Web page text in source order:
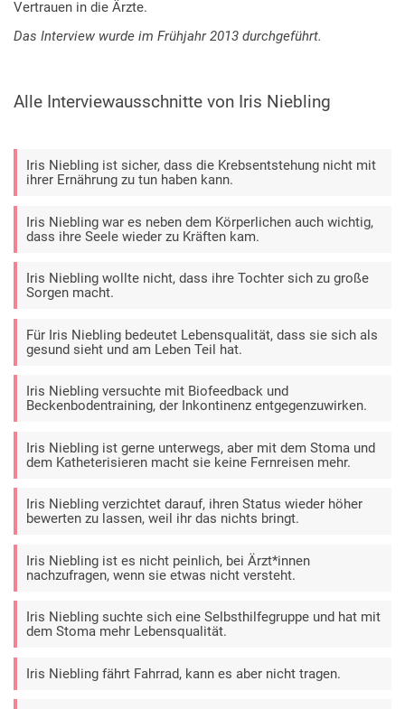
Vertrauen in die Ärzte.
Das Interview wurde im Frühjahr 2013 durchgeführt.
Alle Interviewausschnitte von Iris Niebling
Iris Niebling ist sicher, dass die Krebsentstehung nicht mit
ihrer Ernährung zu tun haben kann.
Iris Niebling war es neben dem Körperlichen auch wichtig,
dass ihre Seele wieder zu Kräften kam.
Iris Niebling wollte nicht, dass ihre Tochter sich zu große
Sorgen macht.
Für Iris Niebling bedeutet Lebensqualität, dass sie sich als
gesund sieht und am Leben Teil hat.
Iris Niebling versuchte mit Biofeedback und
Beckenbodentraining, der Inkontinenz entgegenzuwirken.
Iris Niebling ist gerne unterwegs, aber mit dem Stoma und
dem Katheterisieren macht sie keine Fernreisen mehr.
Iris Niebling verzichtet darauf, ihren Status wieder höher
bewerten zu lassen, weil ihr das nichts bringt.
Iris Niebling ist es nicht peinlich, bei Ärzt*innen
nachzufragen, wenn sie etwas nicht versteht.
Iris Niebling suchte sich eine Selbsthilfegruppe und hat mit
dem Stoma mehr Lebensqualität.
Iris Niebling fährt Fahrrad, kann es aber nicht tragen.